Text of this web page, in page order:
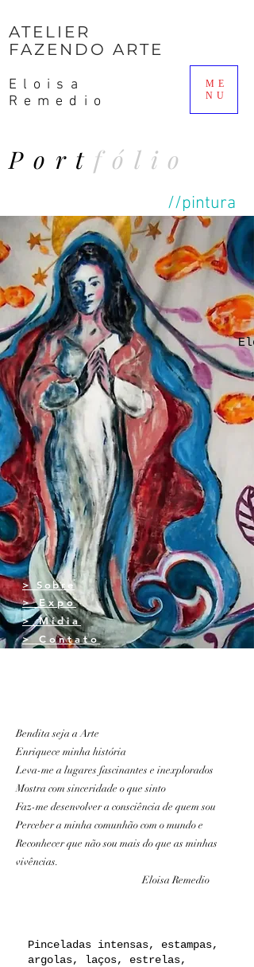
ATELIER
FAZENDO ARTE
Eloisa
Remedio
ME
NU
P o r t f ó l i o
//pintura
> Sobre
> Expo
> Contato
> Mídia
Bendita seja a Arte
Enriquece minha história
Leva-me a lugares fascinantes e inexplorados
Mostra com sinceridade o que sinto
Faz-me desenvolver a consciência de quem sou
Perceber a minha comunhão com o mundo e
Reconhecer que não sou mais do que as minhas
vivências.
Eloisa Remedio
Pinceladas intensas, estampas,
argolas, laços, estrelas,